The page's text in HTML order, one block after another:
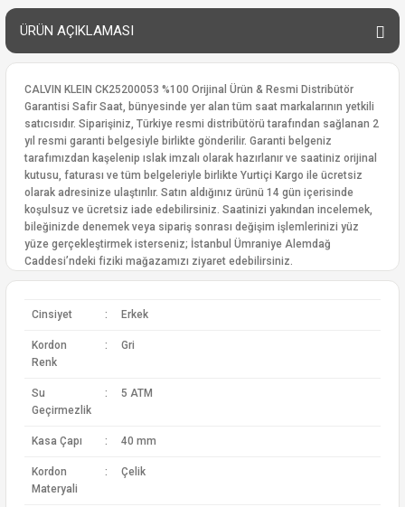
ÜRÜN AÇIKLAMASI
CALVIN KLEIN CK25200053 %100 Orijinal Ürün & Resmi Distribütör
Garantisi Safir Saat, bünyesinde yer alan tüm saat markalarının yetkili
satıcısıdır. Siparişiniz, Türkiye resmi distribütörü tarafından sağlanan 2
yıl resmi garanti belgesiyle birlikte gönderilir. Garanti belgeniz
tarafımızdan kaşelenip ıslak imzalı olarak hazırlanır ve saatiniz orijinal
kutusu, faturası ve tüm belgeleriyle birlikte Yurtiçi Kargo ile ücretsiz
olarak adresinize ulaştırılır. Satın aldığınız ürünü 14 gün içerisinde
koşulsuz ve ücretsiz iade edebilirsiniz. Saatinizi yakından incelemek,
bileğinizde denemek veya sipariş sonrası değişim işlemlerinizi yüz
yüze gerçekleştirmek isterseniz; İstanbul Ümraniye Alemdağ
Caddesi’ndeki fiziki mağazamızı ziyaret edebilirsiniz.
Cinsiyet : Erkek
Kordon
Renk
: Gri
Su
Geçirmezlik
: 5 ATM
Kasa Çapı : 40 mm
Kordon
Materyali
: Çelik